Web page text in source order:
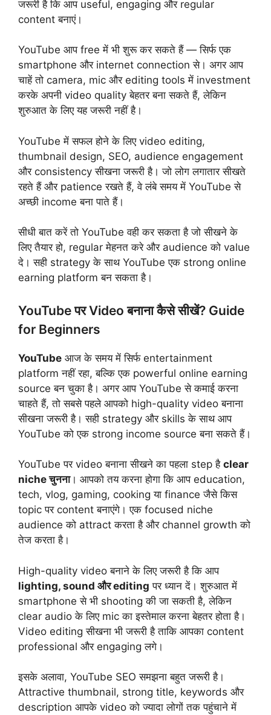
जरूरी है कि आप useful, engaging और regular
content बनाएं।
YouTube आप free में भी शुरू कर सकते हैं — सिर्फ एक
smartphone और internet connection से। अगर आप
चाहें तो camera, mic और editing tools में investment
करके अपनी video quality बेहतर बना सकते हैं, लेकिन
शुरुआत के लिए यह जरूरी नहीं है।
YouTube में सफल होने के लिए video editing,
thumbnail design, SEO, audience engagement
और consistency सीखना जरूरी है। जो लोग लगातार सीखते
रहते हैं और patience रखते हैं, वे लंबे समय में YouTube से
अच्छी income बना पाते हैं।
सीधी बात करें तो YouTube वही कर सकता है जो सीखने के
लिए तैयार हो, regular मेहनत करे और audience को value
दे। सही strategy के साथ YouTube एक strong online
earning platform बन सकता है।
YouTube पर Video बनाना कैसे सीखें? Guide
for Beginners
YouTube आज के समय में सिर्फ entertainment
platform नहीं रहा, बल्कि एक powerful online earning
source बन चुका है। अगर आप YouTube से कमाई करना
चाहते हैं, तो सबसे पहले आपको high-quality video बनाना
सीखना जरूरी है। सही strategy और skills के साथ आप
YouTube को एक strong income source बना सकते हैं।
YouTube पर video बनाना सीखने का पहला step है clear
niche चुनना। आपको तय करना होगा कि आप education,
tech, vlog, gaming, cooking या finance जैसे किस
topic पर content बनाएंगे। एक focused niche
audience को attract करता है और channel growth को
तेज करता है।
High-quality video बनाने के लिए जरूरी है कि आप
lighting, sound और editing पर ध्यान दें। शुरुआत में
smartphone से भी shooting की जा सकती है, लेकिन
clear audio के लिए mic का इस्तेमाल करना बेहतर होता है।
Video editing सीखना भी जरूरी है ताकि आपका content
professional और engaging लगे।
इसके अलावा, YouTube SEO समझना बहुत जरूरी है।
Attractive thumbnail, strong title, keywords और
description आपके video को ज्यादा लोगों तक पहुंचाने में